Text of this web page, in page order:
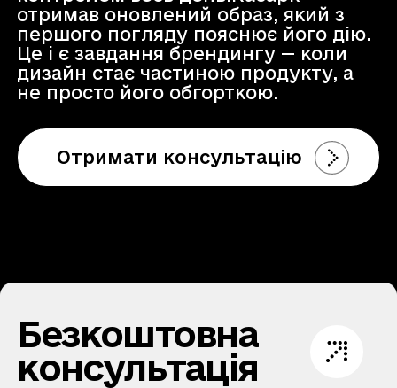
отримав оновлений образ, який з
першого погляду пояснює його дію.
Це і є завдання брендингу — коли
дизайн стає частиною продукту, а
не просто його обгорткою.
Отримати консультацію
Безкоштовна
консультація